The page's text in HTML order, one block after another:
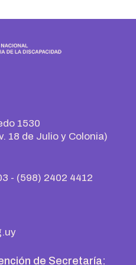
1530
18 de Julio y Colonia)
- (598) 2402 4412
de Secretaría: